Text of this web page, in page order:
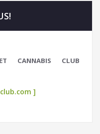
CANNABIS CLUB
]